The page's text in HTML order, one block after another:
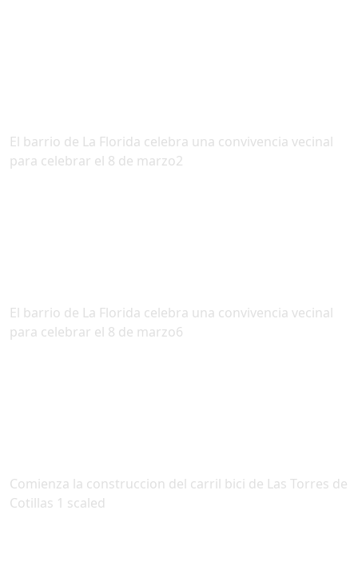
El barrio de La Florida celebra una convivencia vecinal
para celebrar el 8 de marzo2
El barrio de La Florida celebra una convivencia vecinal
para celebrar el 8 de marzo6
Comienza la construccion del carril bici de Las Torres de
Cotillas 1 scaled